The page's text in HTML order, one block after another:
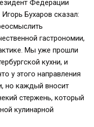
Федерации
Бухаров сказал:
гастрономии,
Мы уже прошли
кухни, и
у этого направления
но каждый вносит
стержень, который
кулинарной